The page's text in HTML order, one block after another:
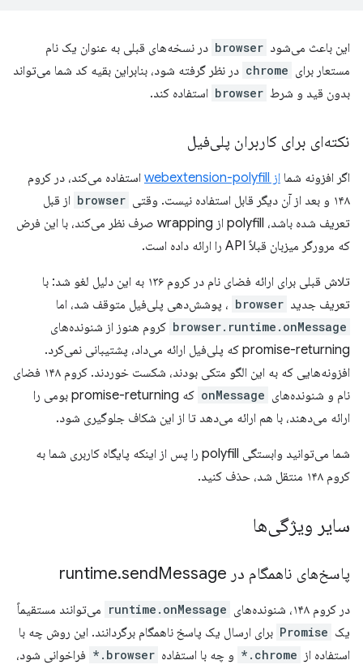
این باعث می‌شود browser در نسخه‌های قبلی به عنوان یک نام
مستعار برای chrome در نظر گرفته شود، بنابراین بقیه کد شما می‌تواند
بدون قید و شرط browser استفاده کند.
نکته‌ای برای کاربران پلی‌فیل
اگر افزونه شما از webextension-polyfill
استفاده می‌کند، در کروم
۱۴۸ و بعد از آن دیگر قابل استفاده نیست. وقتی
browser از قبل
تعریف شده باشد، polyfill از wrapping صرف نظر می‌کند، با این فرض
که مرورگر میزبان قبلاً API را ارائه داده است.
تلاش قبلی برای ارائه فضای نام در کروم ۱۳۶ به این دلیل لغو شد: با
تعریف جدید browser ، پوشش‌دهی پلی‌فیل متوقف شد، اما
browser.runtime.onMessage کروم هنوز از شنونده‌های
promise-returning که پلی‌فیل ارائه می‌داد، پشتیبانی نمی‌کرد.
افزونه‌هایی که به این الگو متکی بودند، شکست خوردند. کروم ۱۴۸ فضای
نام و شنونده‌های onMessage
که promise-returning بومی را
ارائه می‌دهند، با هم ارائه می‌دهد تا از این شکاف جلوگیری شود.
شما می‌توانید وابستگی polyfill را پس از اینکه پایگاه کاربری شما به
کروم ۱۴۸ منتقل شد، حذف کنید.
سایر ویژگی‌ها
پاسخ‌های ناهمگام در runtime .sendMessage
در کروم ۱۴۸، شنونده‌های runtime.onMessage می‌توانند مستقیماً
یک Promise برای ارسال یک پاسخ ناهمگام برگردانند. این روش چه با
استفاده از chrome.* و چه با استفاده browser.*
فراخوانی شود،